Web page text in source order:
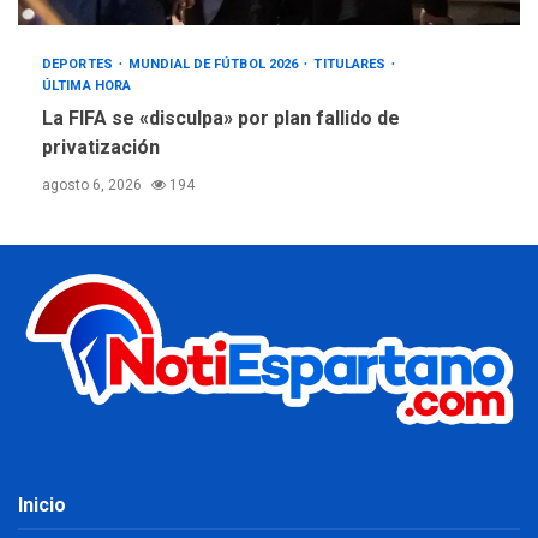
DEPORTES MUNDIAL DE FÚTBOL 2026
TITULARES
ÚLTIMA HORA
La FIFA se «disculpa» por plan fallido de
privatización
agosto 6, 2026 194
Inicio